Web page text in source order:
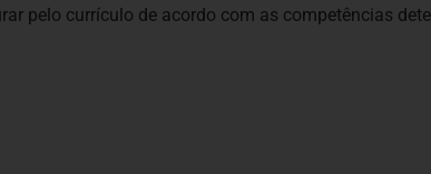
pelo currículo de acordo com as competências